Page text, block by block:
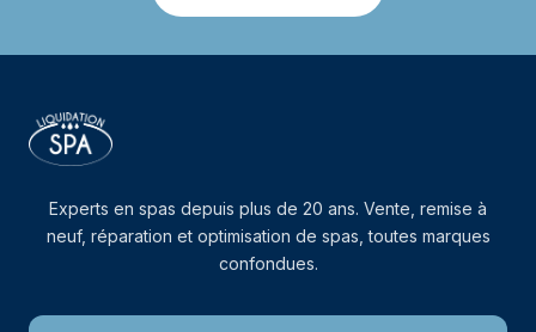
Experts en spas depuis plus de 20 ans. Vente, remise à
neuf, réparation et optimisation de spas, toutes marques
confondues.